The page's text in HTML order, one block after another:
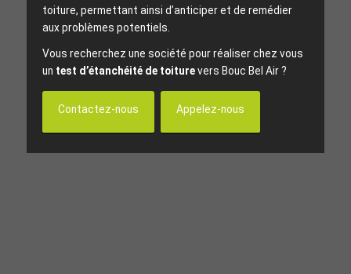
toiture, permettant ainsi d’anticiper et de remédier
aux problèmes potentiels.
Vous recherchez une société pour réaliser chez vous
un test d’étanchéité de toiturevers Bouc Bel Air ?
Contactez-nous Appelez-nous